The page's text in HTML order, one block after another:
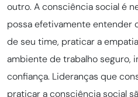
outro. A consciência social é
possa efetivamente entender
de seu time, praticar a
ambiente de trabalho seguro,
confiança. Lideranças que
praticar a consciência social